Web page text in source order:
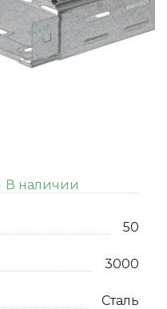
В наличии
50
3000
Сталь